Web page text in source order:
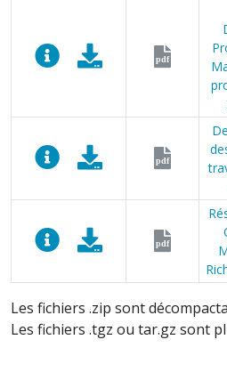
pdf
pdf
pdf
Les fichiers .zip sont
Les fichiers .tgz ou tar.gz sont